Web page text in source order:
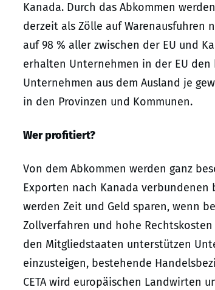
Kanada. Durch das Abkommen
derzeit als Zölle auf Warenausfuhren
auf 98 % aller zwischen der EU und
erhalten Unternehmen in der EU
Unternehmen aus dem Ausland je
in den Provinzen und Kommunen.
Wer profitiert?
Von dem Abkommen werden ganz
Exporten nach Kanada verbundenen
werden Zeit und Geld sparen, wenn
Zollverfahren und hohe
den Mitgliedstaaten unterstützen
einzusteigen, bestehende
CETA wird europäischen Landwirten